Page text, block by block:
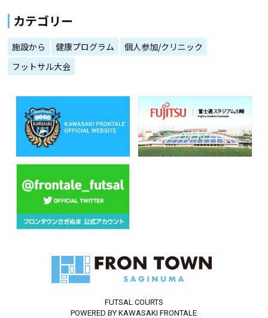
カテゴリー
施設から 健康プログラム
個人参加/クリニック
フットサル大会
FUTSAL COURTS
POWERED BY KAWASAKI FRONTALE